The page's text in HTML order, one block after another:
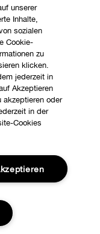
unserer
Inhalte,
sozialen
Cookie-
zu
klicken.
jederzeit in
Akzeptieren
akzeptieren oder
in der
Cookies